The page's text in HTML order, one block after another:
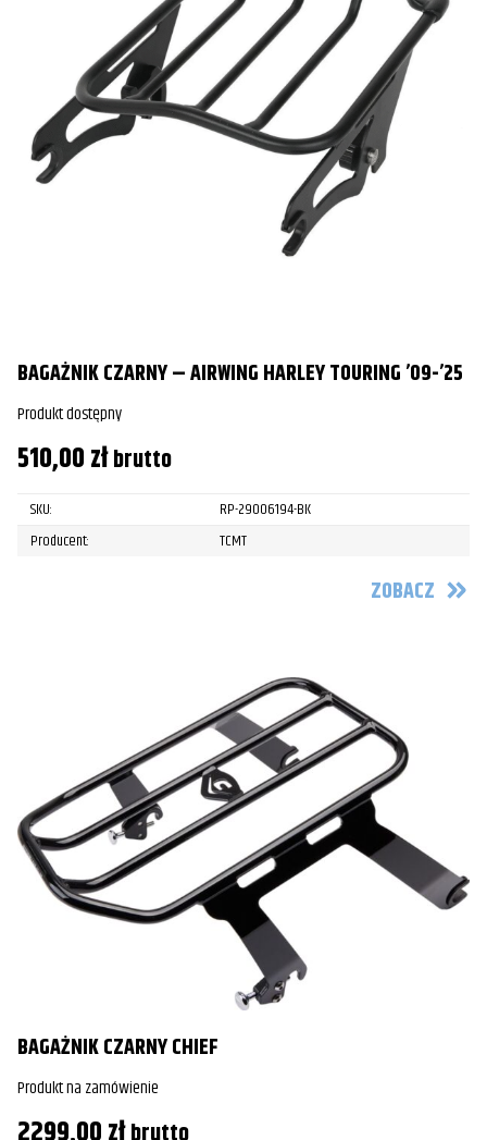
BAGAŻNIK CZARNY – AIRWING HARLEY TOURING ’09-’25
Produkt dostępny
510,00złbrutto
SKU:
RP-29006194-BK
Producent:
TCMT
ZOBACZ
BAGAŻNIK CZARNY CHIEF
Produkt na zamówienie